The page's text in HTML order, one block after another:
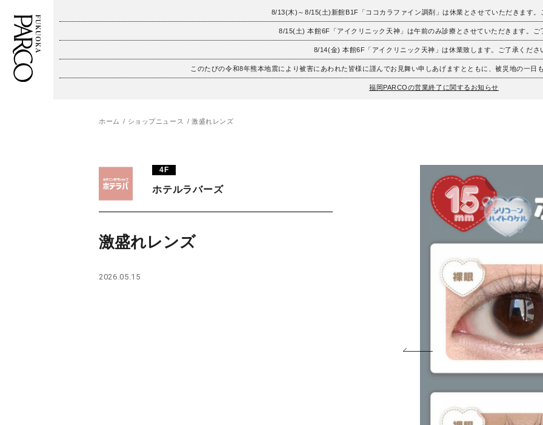
8/13(木)～8/15(土)新館B1F「ココカラファイン調剤」は休業とさせていただきます。
8/15(土) 本館6F「アイクリニック天神」は午前のみ診療とさせていただきます。ご
8/14(金) 本館6F「アイクリニック天神」は休業致します。ご了承くださ
このたびの令和8年熊本地震により被害にあわれた皆様に謹んでお見舞い申しあげますとともに、被災地の一日
福岡PARCOの営業終了に関するお知らせ
施設案内・アクセス
TAX FREE
PARCOメンバーズ
ホーム ショップニュース 激盛れレンズ
4F
ホテルラバーズ
激盛れレンズ
2026.05.15